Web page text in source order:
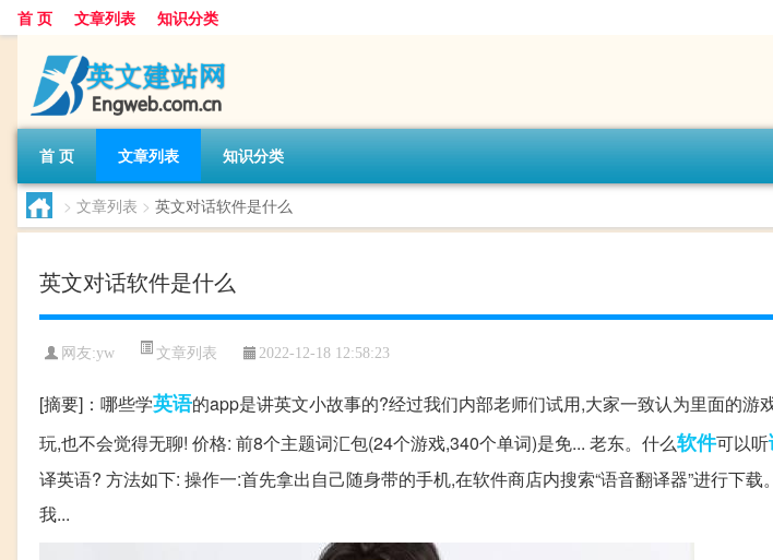
首 页 文章列表 知识分类
首 页 文章列表 知识分类
> 文章列表 > 英文对话软件是什么
英文对话软件是什么
网友:yw 文章列表 2022-12-18 12:58:23
[摘要]：哪些学英语的app是讲英文小故事的?经过我们内部老师们试用,大家一致认为里面的游
玩,也不会觉得无聊! 价格: 前8个主题词汇包(24个游戏,340个单词)是免... 老东。什么软件可以听
译英语? 方法如下: 操作一:首先拿出自己随身带的手机,在软件商店内搜索“语音翻译器”进行下
我...